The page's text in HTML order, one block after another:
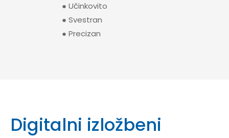
● Učinkovito
● Svestran
● Precizan
Digitalni izložbeni